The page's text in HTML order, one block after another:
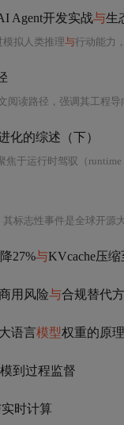
Agent开发实战与生
拟人类推理与行动能力
阅读路径，强调其工程
化的综述（下）
其标志性事件是全球开源
27%与KVcache压缩
用风险与合规替代
语言模型权重的原理
到过程监督
时计算